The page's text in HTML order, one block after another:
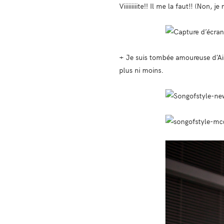
Viiiiiiiiite!! Il me la faut!! (Non, je
+ Je suis tombée amoureuse
plus ni moins.